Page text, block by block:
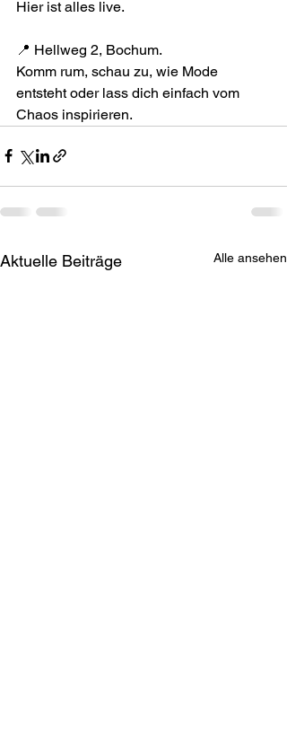
Hier ist alles live.
📍 Hellweg 2, Bochum.
Komm rum, schau zu, wie Mode
entsteht oder lass dich einfach vom
Chaos inspirieren.
Aktuelle Beiträge Alle ansehen